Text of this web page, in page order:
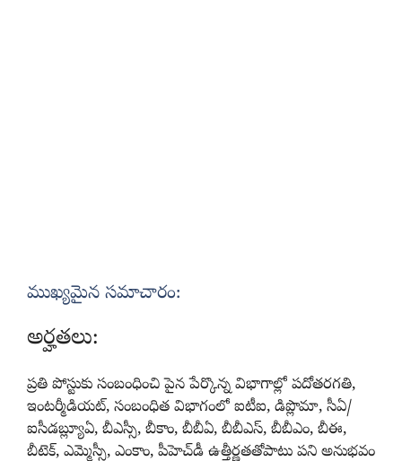
ముఖ్యమైన సమాచారం:
అర్హతలు:
ప్రతి పోస్టుకు సంబంధించి పైన పేర్కొన్న విభాగాల్లో పదోతరగతి,
ఇంటర్మీడియట్‌, సంబంధిత విభాగంలో ఐటీఐ, డిప్లొమా, సీఏ/
ఐసీడబ్ల్యూఏ, బీఎస్సీ, బీకాం, బీబీఏ, బీబీఎస్‌, బీబీఎం, బీఈ,
బీటెక్‌, ఎమ్మెస్సీ, ఎంకాం, పీహెచ్‌డీ ఉత్తీర్ణతతోపాటు పని అనుభవం